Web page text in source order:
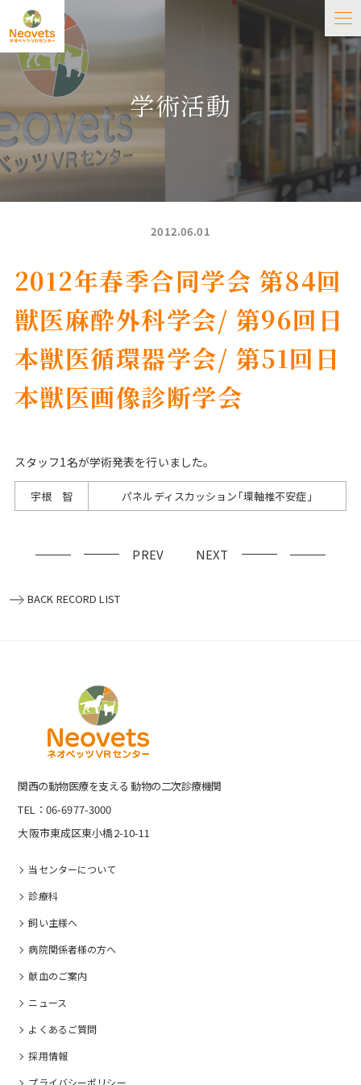
学術活動
2012.06.01
2012年春季合同学会 第84回
獣医麻酔外科学会/ 第96回日
本獣医循環器学会/ 第51回日
本獣医画像診断学会
スタッフ1名が学術発表を行いました。
宇根 智 パネルディスカッション｢環軸椎不安症｣
PREV NEXT
BACK RECORD LIST
関⻄の動物医療を⽀える 動物の⼆次診療機関
TEL：06-6977-3000
大阪市東成区東小橋2-10-11
当センターについて
診療科
飼い主様へ
病院関係者様の⽅へ
献血のご案内
ニュース
よくあるご質問
採⽤情報
プライバシーポリシー